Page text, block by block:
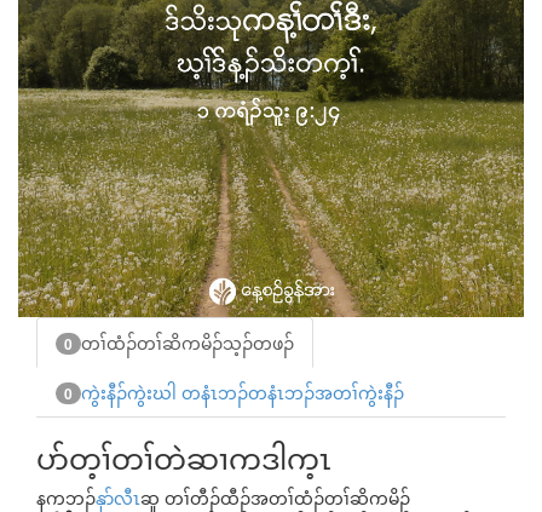
0 တၢ်ထံၣ်တၢ်ဆိကမိၣ်သ့ၣ်တဖၣ်
0 ကွဲးနီၣ်ကွဲးဃါ တနံၤဘၣ်တနံၤဘၣ်အတၢ်ကွဲးနီၣ်
ပာ်တ့ၢ်တၢ်တဲဆၢကဒါက့ၤ
နကဘၣ်နုာ်လီၤဆူ တၢ်တီၣ်ထီၣ်အတၢ်ထံၣ်တၢ်ဆိကမိၣ်